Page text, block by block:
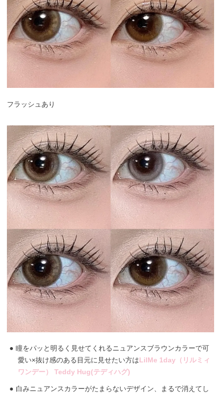
フラッシュあり
瞳をパッと明るく見せてくれるニュアンスブラウンカラーで可
愛い×抜け感のある目元に見せたい方はLilMe 1day（リルミィ
ワンデー） Teddy Hug(テディハグ)
白みニュアンスカラーがたまらないデザイン、まるで消えてし